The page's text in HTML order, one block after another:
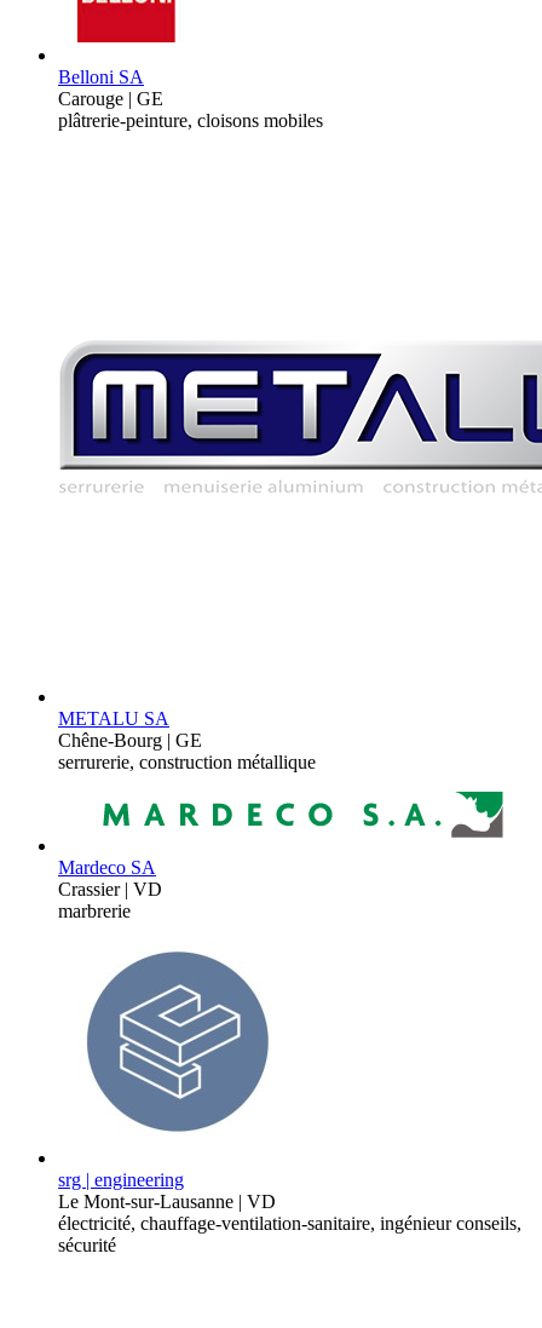
Belloni SA
Carouge | GE
plâtrerie-peinture, cloisons mobiles
METALU SA
Chêne-Bourg | GE
serrurerie, construction métallique
Mardeco SA
Crassier | VD
marbrerie
srg | engineering
Le Mont-sur-Lausanne | VD
électricité, chauffage-ventilation-sanitaire, ingénieur conseils,
sécurité